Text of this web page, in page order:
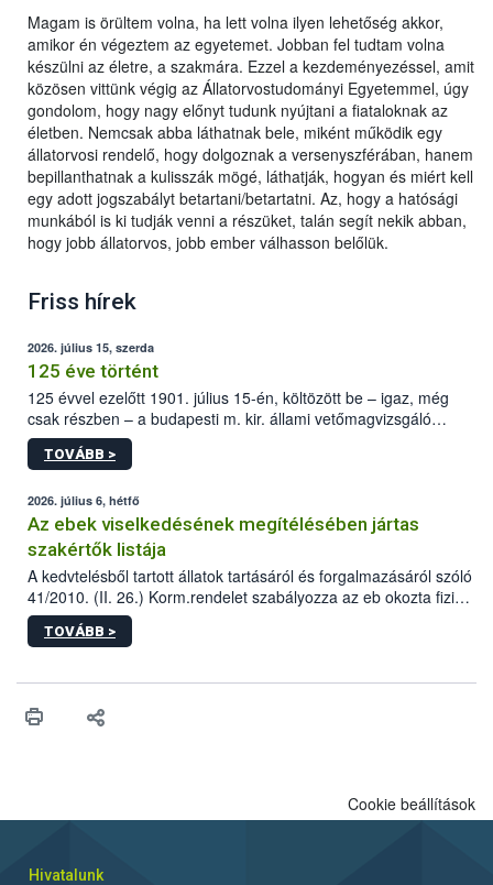
Magam is örültem volna, ha lett volna ilyen lehetőség akkor,
amikor én végeztem az egyetemet. Jobban fel tudtam volna
készülni az életre, a szakmára. Ezzel a kezdeményezéssel, amit
közösen vittünk végig az Állatorvostudományi Egyetemmel, úgy
gondolom, hogy nagy előnyt tudunk nyújtani a fiataloknak az
életben. Nemcsak abba láthatnak bele, miként működik egy
állatorvosi rendelő, hogy dolgoznak a versenyszférában, hanem
bepillanthatnak a kulisszák mögé, láthatják, hogyan és miért kell
egy adott jogszabályt betartani/betartatni. Az, hogy a hatósági
munkából is ki tudják venni a részüket, talán segít nekik abban,
hogy jobb állatorvos, jobb ember válhasson belőlük.
Friss hírek
2026. július 15, szerda
125 éve történt
125 évvel ezelőtt 1901. július 15-én, költözött be – igaz, még
csak részben – a budapesti m. kir. állami vetőmagvizsgáló
állomás a Kis Rókus utca 15. szám alatti, Czigler Győző által
tervezett új épületébe.
TOVÁBB >
2026. július 6, hétfő
Az ebek viselkedésének megítélésében jártas
szakértők listája
A kedvtelésből tartott állatok tartásáról és forgalmazásáról szóló
41/2010. (II. 26.) Korm.rendelet szabályozza az eb okozta fizikai
sérülés, illetve ennek veszélye keletkezésekor felmerülő
hatósági feladatokat, valamint a veszélyes eb tartását és annak
vonni az ebek viselkedésének megítélésében jártas szakértőt.
TOVÁBB >
Cookie beállítások
Hivatalunk